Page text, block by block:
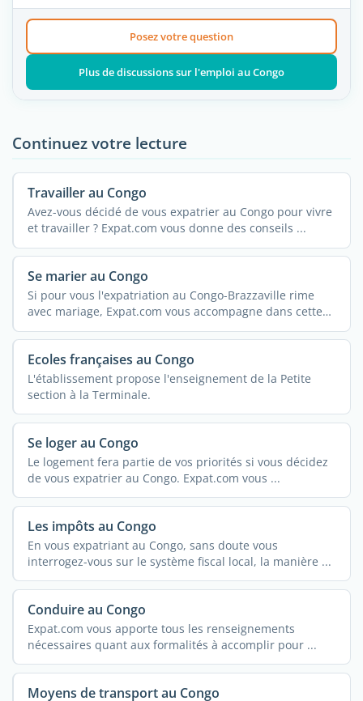
Posez votre question
Plus de discussions sur l'emploi au Congo
Continuez votre lecture
Travailler au Congo
Avez-vous décidé de vous expatrier au Congo pour vivre
et travailler ? Expat.com vous donne des conseils ...
Se marier au Congo
Si pour vous l'expatriation au Congo-Brazzaville rime
avec mariage, Expat.com vous accompagne dans cette
belle ...
Ecoles françaises au Congo
L'établissement propose l'enseignement de la Petite
section à la Terminale.
Se loger au Congo
Le logement fera partie de vos priorités si vous décidez
de vous expatrier au Congo. Expat.com vous ...
Les impôts au Congo
En vous expatriant au Congo, sans doute vous
interrogez-vous sur le système fiscal local, la manière ...
Conduire au Congo
Expat.com vous apporte tous les renseignements
nécessaires quant aux formalités à accomplir pour ...
Moyens de transport au Congo